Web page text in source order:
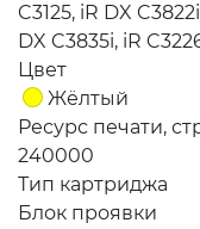
C3125, iR DX
DX C3835i, iR
Цвет
Жёлтый
Ресурс печати,
240000
Тип картриджа
Блок проявки